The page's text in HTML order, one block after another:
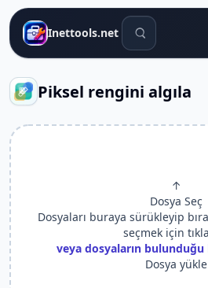
Inettools.net Arama araçları
Piksel rengini algıla
↑
Dosya Seç
Dosyaları buraya sürükleyip
seçmek için
veya dosyaların bulunduğu
Dosya yükle